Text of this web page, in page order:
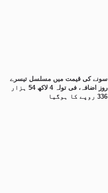
سونے کی قیمت میں مسلسل تیسرے
روز اضافہ، فی تولہ 4 لاکھ 54 ہزار
336 روپے کا ہوگیا